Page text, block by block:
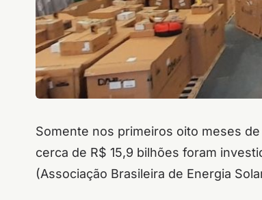
Somente nos primeiros oito meses
cerca de R$ 15,9 bilhões foram
(Associação Brasileira de Energia